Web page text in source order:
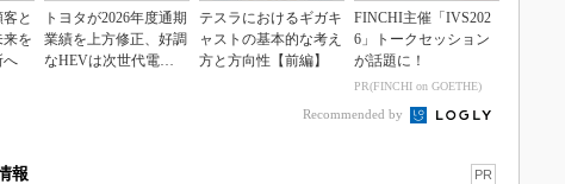
と
を
へ
トヨタが2026年度通期
業績を上方修正、好調
なHEVは次世代電池
テスラにおけるギガキ
ャストの基本的な考え
方と方向性【前編】
FINCHI主催「IVS202
6」トークセッション
が話題に！
PR(FINCHI on GOETHE)
Recommended by
報 PR